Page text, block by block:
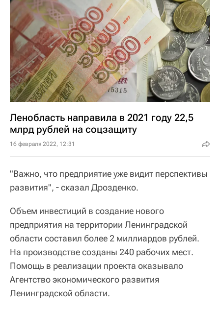
Ленобласть направила в 2021 году 22,5
млрд рублей на соцзащиту
16 февраля 2022, 12:31
"Важно, что предприятие уже видит перспективы
развития", ― сказал Дрозденко.
Объем инвестиций в создание нового
предприятия на территории Ленинградской
области составил более 2 миллиардов рублей.
На производстве созданы 240 рабочих мест.
Помощь в реализации проекта оказывало
Агентство экономического развития
Ленинградской области.